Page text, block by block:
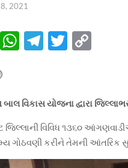
2021
F
W
s
p
p
T
gr
a
m
T
er y
n
k
વિકાસ યોજના દ્વારા
જિલ્લાની વિવિધ ૧૩૬૦
ગોઠવણી કરીને તેમની આંતરિક